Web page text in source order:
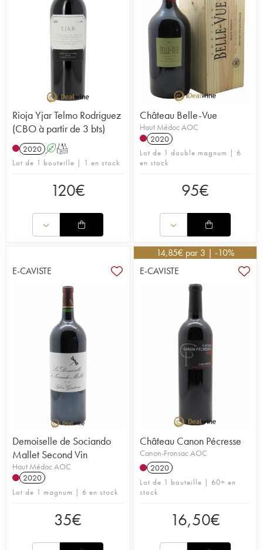
Rioja Yjar Telmo Rodriguez
(CBO à partir de 3 bts)
2020 AT
Lot de 1 bouteille | 1 en stock
120€
Château Belle-Vue
Haut Médoc AOC
2020
Lot de 1 double magnum | 6
en stock
95€
E-CAVISTE
Demoiselle de Sociando
Mallet Second Vin
Haut Médoc AOC
2020
Lot de 1 magnum | 6 en stock
35€
14,85€ par 3 | -10%
E-CAVISTE
Château Canon Pécresse
Canon-Fronsac AOC
2020
Lot de 1 bouteille | 60+ en
stock
16,50€